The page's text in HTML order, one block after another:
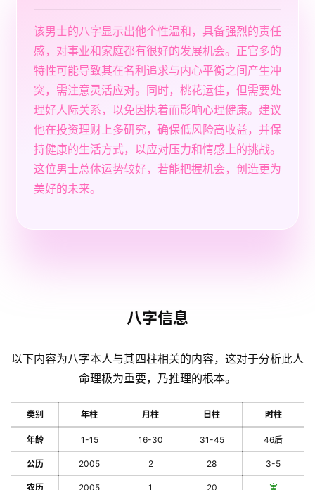
该男士的八字显示出他个性温和，具备强烈的责任
感，对事业和家庭都有很好的发展机会。正官多的
特性可能导致其在名利追求与内心平衡之间产生冲
突，需注意灵活应对。同时，桃花运佳，但需要处
理好人际关系，以免因执着而影响心理健康。建议
他在投资理财上多研究，确保低风险高收益，并保
持健康的生活方式，以应对压力和情感上的挑战。
这位男士总体运势较好，若能把握机会，创造更为
美好的未来。
八字信息
以下内容为八字本人与其四柱相关的内容，这对于分析此人
命理极为重要，乃推理的根本。
类别 年柱 月柱 日柱 时柱
年龄 1-15 16-30 31-45 46后
公历 2005 2 28 3-5
农历 2005 1 20 寅